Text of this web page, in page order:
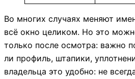
Во многих случаях меняют
всё окно целиком. Но это
только после осмотра: важно
ли профиль, штапики,
владельца это удобно: не